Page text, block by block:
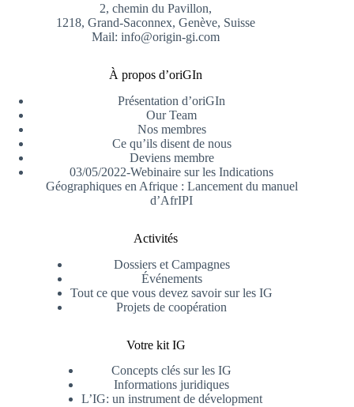
2, chemin du Pavillon,
1218, Grand-Saconnex, Genève, Suisse
Mail: info@origin-gi.com
À propos d’oriGIn
Présentation d’oriGIn
Our Team
Nos membres
Ce qu’ils disent de nous
Deviens membre
03/05/2022-Webinaire sur les Indications
Géographiques en Afrique : Lancement du manuel
d’AfrIPI
Activités
Dossiers et Campagnes
Événements
Tout ce que vous devez savoir sur les IG
Projets de coopération
Votre kit IG
Concepts clés sur les IG
Informations juridiques
L’IG: un instrument de dévelopment